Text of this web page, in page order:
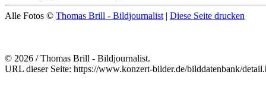
Alle Fotos © Thomas Brill - Bildjournalist | Diese Seite drucken
© 2026 / Thomas Brill - Bildjournalist.
URL dieser Seite: https://www.konzert-bilder.de/bilddatenbank/